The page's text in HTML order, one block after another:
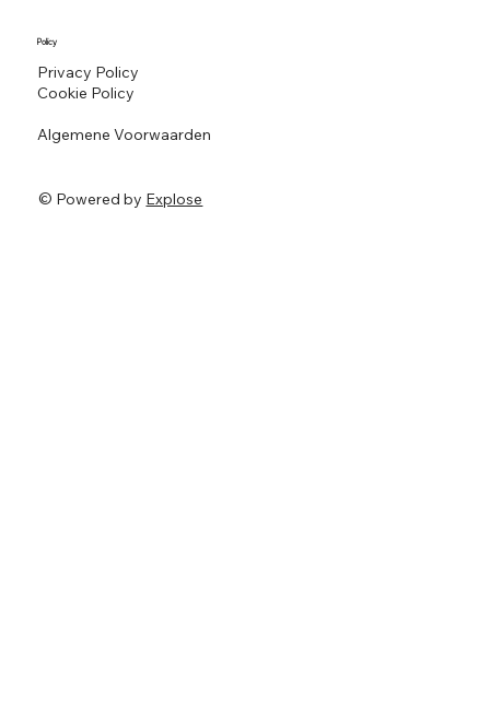
Policy
Privacy Policy
Cookie Policy
Algemene Voorwaarden
© Powered by Explose